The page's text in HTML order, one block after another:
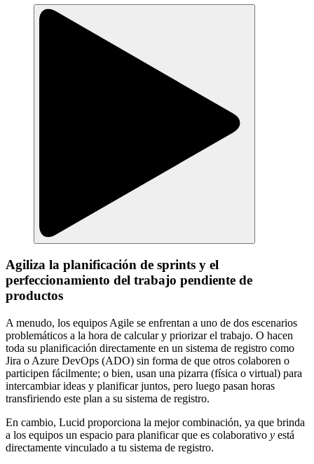
Agiliza la planificación de sprints y el
perfeccionamiento del trabajo pendiente de
productos
A menudo, los equipos Agile se enfrentan a uno de dos escenarios
problemáticos a la hora de calcular y priorizar el trabajo. O hacen
toda su planificación directamente en un sistema de registro como
Jira o Azure DevOps (ADO) sin forma de que otros colaboren o
participen fácilmente; o bien, usan una pizarra (física o virtual) para
intercambiar ideas y planificar juntos, pero luego pasan horas
transfiriendo este plan a su sistema de registro.
En cambio, Lucid proporciona la mejor combinación, ya que brinda
a los equipos un espacio para planificar que es colaborativo y está
directamente vinculado a tu sistema de registro.